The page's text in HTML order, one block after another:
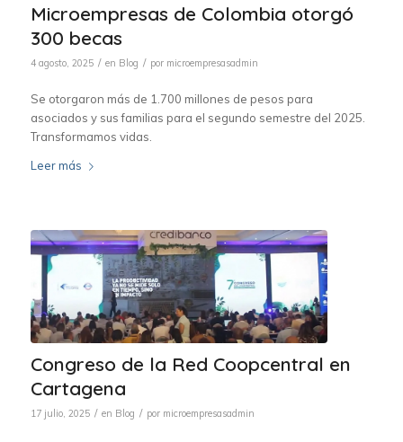
Microempresas de Colombia otorgó
300 becas
4 agosto, 2025 / en Blog / por microempresasadmin
Se otorgaron más de 1.700 millones de pesos para
asociados y sus familias para el segundo semestre del 2025.
Transformamos vidas.
Leer más
Congreso de la Red Coopcentral en
Cartagena
17 julio, 2025 / en Blog / por microempresasadmin